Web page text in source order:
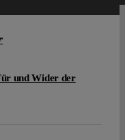
und Wider der